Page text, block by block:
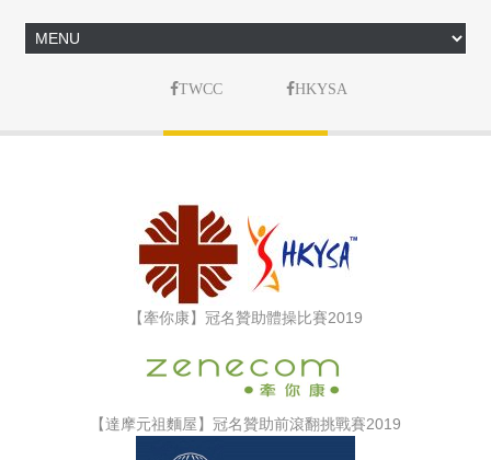
TWCC HKYSA
【牽你康】冠名贊助體操比賽2019
【達摩元祖麵屋】冠名贊助前滾翻挑戰賽2019